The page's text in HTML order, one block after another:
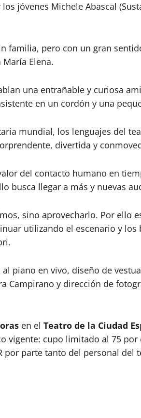
jóvenes Michele Abascal
familia, pero con un gran
Elena.
una entrañable y curiosa
en un cordón y una
mundial, los lenguajes del
divertida y
del contacto humano en
busca llegar a más y nuevas
sino aprovecharlo. Por ello
utilizando el escenario y los
piano en vivo, diseño de
Campirano y dirección de
en el Teatro de la Ciudad
vigente: cupo limitado al 75 por
por parte tanto del personal del